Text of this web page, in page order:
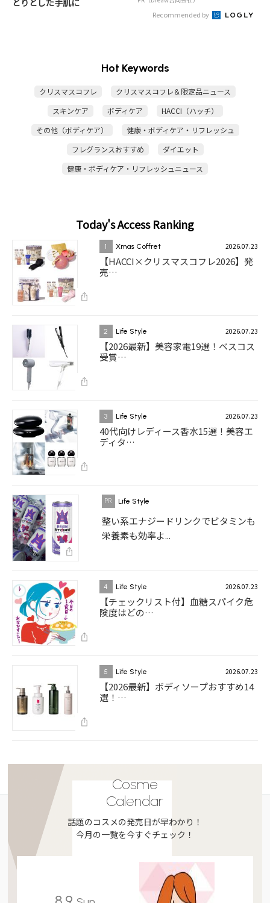
Recommended by
Hot Keywords
クリスマスコフレ
クリスマスコフレ＆限定品ニュース
スキンケア
ボディケア
HACCI（ハッチ）
その他（ボディケア）
健康・ボディケア・リフレッシュ
フレグランスおすすめ
ダイエット
健康・ボディケア・リフレッシュニュース
Today's Access Ranking
1 Xmas Coffret 2026.07.23
【HACCI×クリスマスコフレ2026】発
売…
2 Life Style 2026.07.23
【2026最新】美容家電19選！ベスコス
受賞…
3 Life Style 2026.07.23
40代向けレディース香水15選！美容エ
ディタ…
Life Style
整い系エナジードリンクでビタミンも
栄養素も効率よ...
4 Life Style 2026.07.23
【チェックリスト付】血糖スパイク危
険度はどの…
5 Life Style 2026.07.23
【2026最新】ボディソープおすすめ14
選！…
Cosme
Calendar
話題のコスメの発売日が早わかり！
今月の一覧を今すぐチェック！